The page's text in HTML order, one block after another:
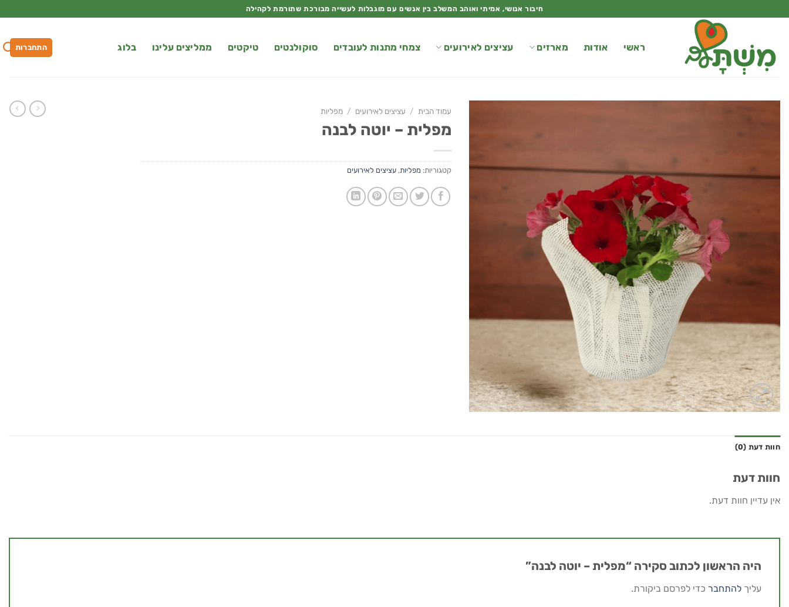
to
חיבור אנושי, אמיתי ואוהב המשלב בין אנשים עם מוגבלות לעשייה מבורכת שתורמת לקהילה
ראשי אודות מארזים עציצים לאירועים צמחי מתנות לעובדים סוקולנטים טיקטים ממליצים עלינו בלוג התחברות
עמוד הבית / עציצים לאירועים / מפליות
מפלית – יוטה לבנה
קטגוריות: מפליות, עציצים לאירועים
חוות דעת (0)
חוות דעת
אין עדיין חוות דעת.
היה הראשון לכתוב סקירה “מפלית – יוטה לבנה”
עליך להתחבר כדי לפרסם ביקורת.